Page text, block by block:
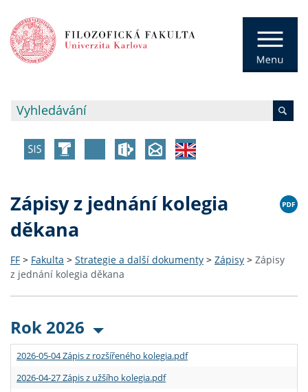
Zápisy z jednání kolegia
děkana
FF > Fakulta > Strategie a další dokumenty > Zápisy > Zápisy
z jednání kolegia děkana
Rok 2026
2026-05-04 Zápis z rozšířeného kolegia.pdf
2026-04-27 Zápis z užšího kolegia.pdf